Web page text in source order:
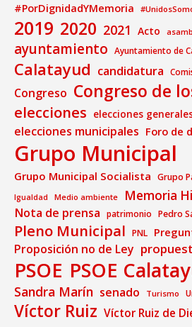
#PorDignidadYMemoria
2019 2020 2021 Acto
ayuntamiento Ayuntamiento de
Calatayud candidatura
Congreso Congreso de
elecciones elecciones
elecciones municipales Foro de
Grupo Municipal
Grupo Municipal Socialista Grupo
Igualdad Medio ambiente Memoria
Nota de prensa patrimonio Pedro
Pleno Municipal PNL
Proposición no de Ley
PSOE PSOE
Sandra Marín senado Turismo
Víctor Ruiz Víctor Ruiz de